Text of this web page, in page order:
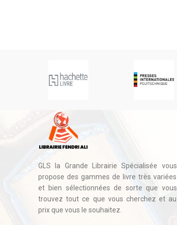
GLS la Grande Librairie Spécialisée vous
propose des gammes de livre très variées
et bien sélectionnées de sorte que vous
trouvez tout ce que vous cherchez et au
prix que vous le souhaitez.